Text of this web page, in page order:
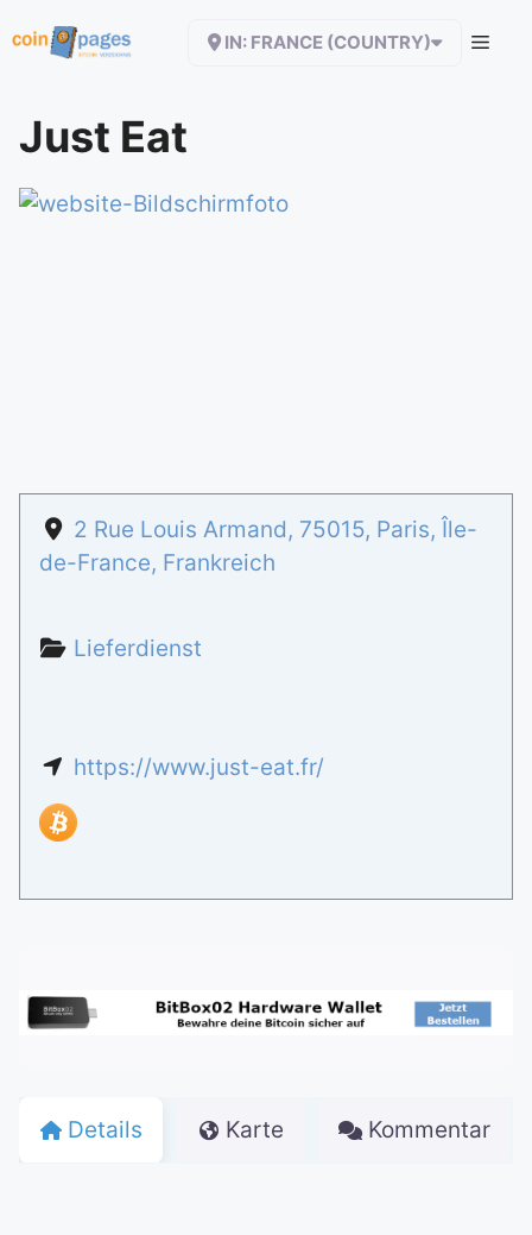
Inhalt
IN: FRANCE (COUNTRY)
Just Eat
2 Rue Louis Armand, 75015, Paris, Île-
de-France, Frankreich
Lieferdienst
https://www.just-eat.fr/
Details Karte Kommentar